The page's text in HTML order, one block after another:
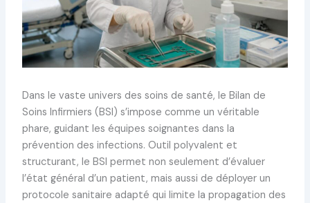
Dans le vaste univers des soins de santé, le Bilan de
Soins Infirmiers (BSI) s’impose comme un véritable
phare, guidant les équipes soignantes dans la
prévention des infections. Outil polyvalent et
structurant, le BSI permet non seulement d’évaluer
l’état général d’un patient, mais aussi de déployer un
protocole sanitaire adapté qui limite la propagation des